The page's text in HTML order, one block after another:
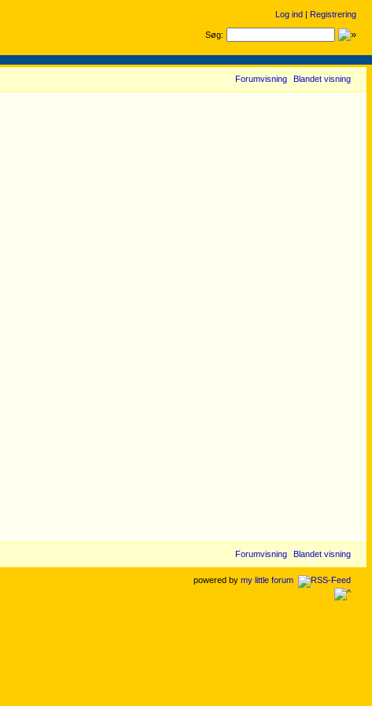
Log ind | Registrering
Søg:
Forumvisning Blandet visning
Forumvisning Blandet visning
powered by my little forum